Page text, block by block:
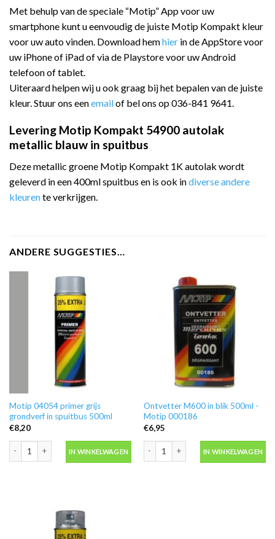
Met behulp van de speciale “Motip” App voor uw
smartphone kunt u eenvoudig de juiste Motip Kompakt kleur
voor uw auto vinden. Download hemhier in de AppStore voor
uw iPhone of iPad of via de Playstore voor uw Android
telefoon of tablet.
Uiteraard helpen wij u ook graag bij het bepalen van de juiste
kleur. Stuur ons eenemailof bel ons op 036-841 9641.
Levering Motip Kompakt 54900 autolak
metallic blauw in spuitbus
Deze metallic groene Motip Kompakt 1K autolak wordt
geleverd in een 400ml spuitbus en is ook indiverse andere
kleurente verkrijgen.
ANDERE SUGGESTIES…
Motip 04054 primer grijs
grondverf in spuitbus 500ml
€8,20
IN WINKELWAGEN
Ontvetter M600 in blik 500ml -
Motip 000186
€6,95
IN WINKELWAGEN